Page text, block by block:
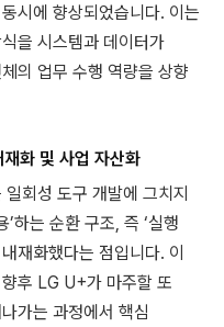
시에 향상되었습니다. 이는
을 시스템과 데이터가
의 업무 수행 역량을 상향
화 및 사업 자산화
회성 도구 개발에 그치지
하는 순환 구조, 즉 ‘실행
재화했다는 점입니다. 이
후 LG U+가 마주할 또
가는 과정에서 핵심